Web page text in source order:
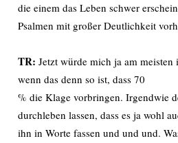
die einem das Leben schwer
Psalmen mit großer Deutlichkeit
TR: Jetzt würde mich ja am meisten
wenn das denn so ist, dass 70
% die Klage vorbringen. Irgendwie
durchleben lassen, dass es ja wohl
ihn in Worte fassen und und und.